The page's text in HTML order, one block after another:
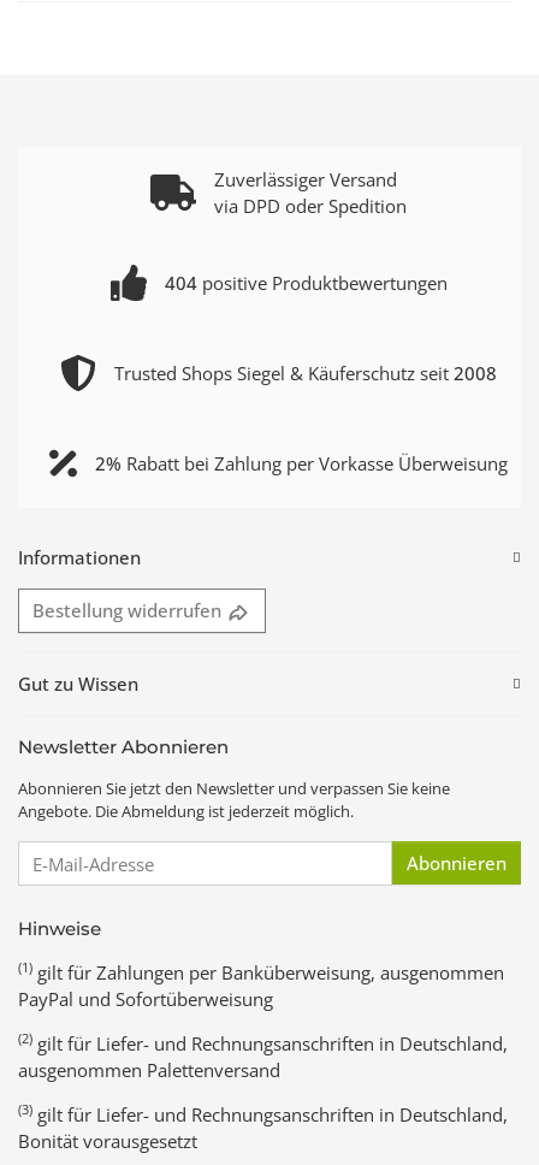
Zuverlässiger Versand
via DPD oder Spedition
404positive Produktbewertungen
Trusted Shops Siegel & Käuferschutz seit 2008
2% Rabatt bei Zahlung per Vorkasse Überweisung
Informationen
Bestellung widerrufen
Gut zu Wissen
Newsletter Abonnieren
Abonnieren Sie jetzt den Newsletter und verpassen Sie keine
Angebote. Die Abmeldung ist jederzeit möglich.
E-Mail-Adresse Abonnieren
Hinweise
(1) gilt für Zahlungen per Banküberweisung, ausgenommen
PayPal und Sofortüberweisung
(2) gilt für Liefer- und Rechnungsanschriften in Deutschland,
ausgenommen Palettenversand
(3) gilt für Liefer- und Rechnungsanschriften in Deutschland,
Bonität vorausgesetzt